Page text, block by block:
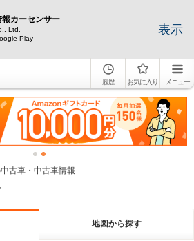
報カーセンサー
Ltd.
Play
表示
履歴 お気に入り メニュー
古車・中古車情報
地図から探す